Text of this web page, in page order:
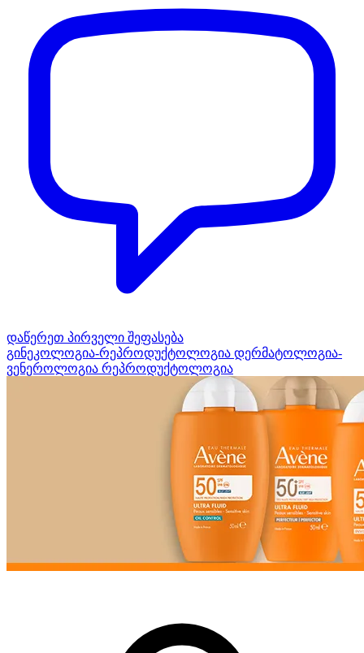
დაწერეთ პირველი შეფასება
გინეკოლოგია-რეპროდუქტოლოგია დერმატოლოგია-
ვენეროლოგია რეპროდუქტოლოგია